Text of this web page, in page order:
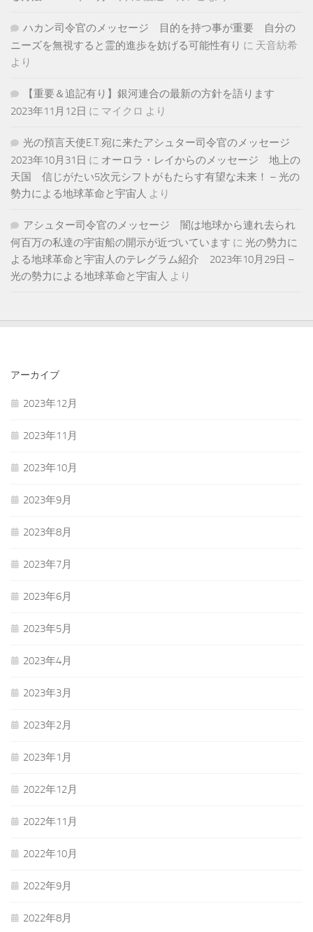
ハカン司令官のメッセージ 目的を持つ事が重要 自分の
ニーズを無視すると霊的進歩を妨げる可能性有り に 天音紡希
より
【重要＆追記有り】銀河連合の最新の方針を語ります
2023年11月12日 に マイクロ より
光の預言天使E.T.宛に来たアシュター司令官のメッセージ
2023年10月31日 に オーロラ・レイからのメッセージ 地上の
天国 信じがたい5次元シフトがもたらす有望な未来！ – 光の
勢力による地球革命と宇宙人 より
アシュター司令官のメッセージ 闇は地球から連れ去られ
何百万の私達の宇宙船の開示が近づいています に 光の勢力に
よる地球革命と宇宙人のテレグラム紹介 2023年10月29日 –
光の勢力による地球革命と宇宙人 より
アーカイブ
2023年12月
2023年11月
2023年10月
2023年9月
2023年8月
2023年7月
2023年6月
2023年5月
2023年4月
2023年3月
2023年2月
2023年1月
2022年12月
2022年11月
2022年10月
2022年9月
2022年8月